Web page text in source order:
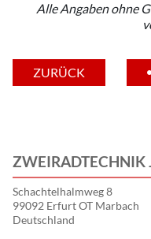
Alle Angaben ohne
ZURÜCK
ZWEIRADTECHNIK
Schachtelhalmweg 8
99092 Erfurt OT Marbach
Deutschland